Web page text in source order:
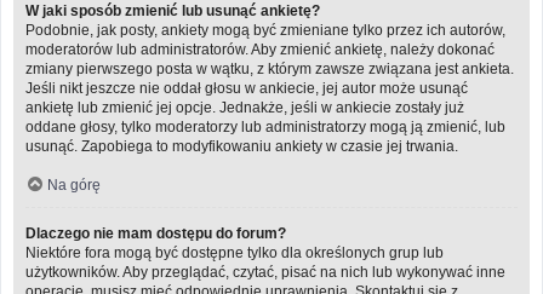
W jaki sposób zmienić lub usunąć ankietę?
Podobnie, jak posty, ankiety mogą być zmieniane tylko przez ich autorów,
moderatorów lub administratorów. Aby zmienić ankietę, należy dokonać
zmiany pierwszego posta w wątku, z którym zawsze związana jest ankieta.
Jeśli nikt jeszcze nie oddał głosu w ankiecie, jej autor może usunąć
ankietę lub zmienić jej opcje. Jednakże, jeśli w ankiecie zostały już
oddane głosy, tylko moderatorzy lub administratorzy mogą ją zmienić, lub
usunąć. Zapobiega to modyfikowaniu ankiety w czasie jej trwania.
Na górę
Dlaczego nie mam dostępu do forum?
Niektóre fora mogą być dostępne tylko dla określonych grup lub
użytkowników. Aby przeglądać, czytać, pisać na nich lub wykonywać inne